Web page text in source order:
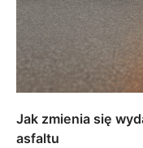
Jak zmienia się
asfaltu